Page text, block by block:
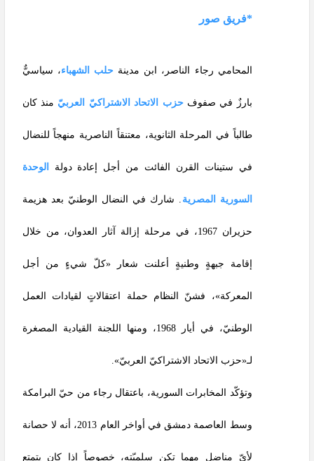
*فريق صور
المحامي رجاء الناصر، ابن مدينة حلب الشهباء، سياسيٌّ
بارزٌ في صفوفحزب الاتحاد الاشتراكيّ العربيّ منذ كان
طالباً في المرحلة الثانوية، معتنقاً الناصرية منهجاً للنضال
في ستينات القرن الفائت من أجل إعادة دولة الوحدة
السورية المصرية . شارك في النضال الوطنيّ بعد هزيمة
حزيران 1967، في مرحلة إزالة آثار العدوان، من خلال
إقامة جبهةٍ وطنيةٍ أعلنت شعار «كلّ شيءٍ من أجل
المعركة»، فشنّ النظام حملة اعتقالاتٍ لقيادات العمل
الوطنيّ، في أيار 1968، ومنها اللجنة القيادية المصغرة
لـ«حزب الاتحاد الاشتراكيّ العربيّ».
وتؤكّد المخابرات السورية، باعتقال رجاء من حيّ البرامكة
وسط العاصمة دمشق في أواخر العام 2013، أنه لا حصانة
لأيّ مناضلٍ مهما تكن سلميّته، خصوصاً إذا كان يتمتع